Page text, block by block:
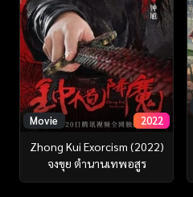
Movie 2022
Zhong Kui Exorcism (2022)
จงขุย ตำนานเทพอสูร